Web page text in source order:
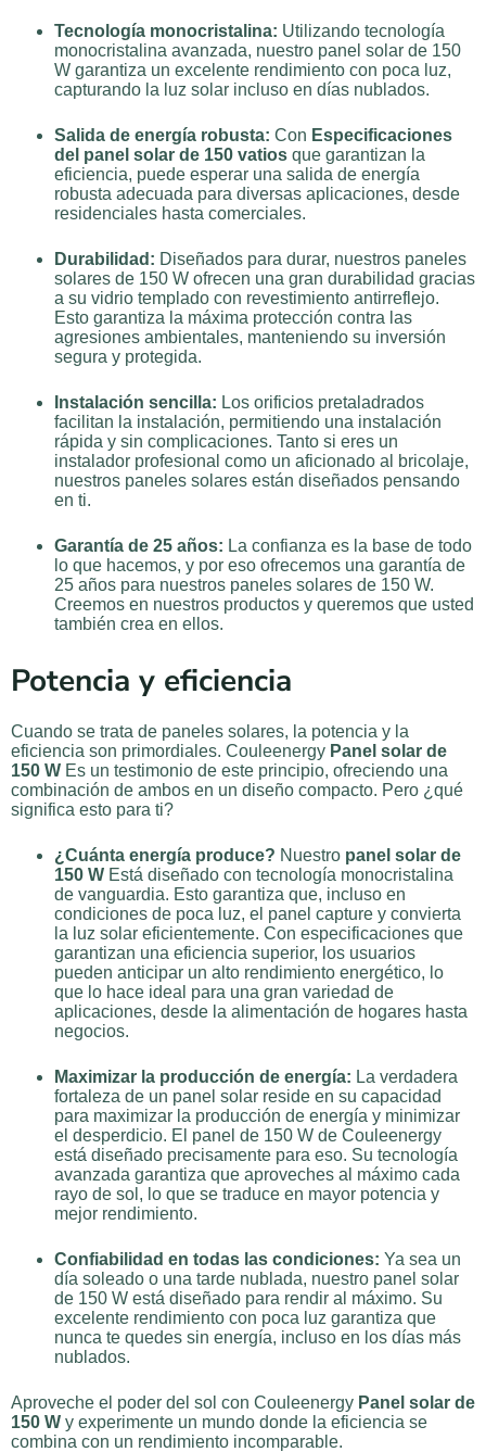
Tecnología monocristalina: Utilizando tecnología
monocristalina avanzada, nuestro panel solar de 150
W garantiza un excelente rendimiento con poca luz,
capturando la luz solar incluso en días nublados.
Salida de energía robusta: Con Especificaciones
del panel solar de 150 vatios que garantizan la
eficiencia, puede esperar una salida de energía
robusta adecuada para diversas aplicaciones, desde
residenciales hasta comerciales.
Durabilidad: Diseñados para durar, nuestros paneles
solares de 150 W ofrecen una gran durabilidad gracias
a su vidrio templado con revestimiento antirreflejo.
Esto garantiza la máxima protección contra las
agresiones ambientales, manteniendo su inversión
segura y protegida.
Instalación sencilla: Los orificios pretaladrados
facilitan la instalación, permitiendo una instalación
rápida y sin complicaciones. Tanto si eres un
instalador profesional como un aficionado al bricolaje,
nuestros paneles solares están diseñados pensando
en ti.
Garantía de 25 años: La confianza es la base de todo
lo que hacemos, y por eso ofrecemos una garantía de
25 años para nuestros paneles solares de 150 W.
Creemos en nuestros productos y queremos que usted
también crea en ellos.
Potencia y eficiencia
Cuando se trata de paneles solares, la potencia y la
eficiencia son primordiales. Couleenergy Panel solar de
150 W Es un testimonio de este principio, ofreciendo una
combinación de ambos en un diseño compacto. Pero ¿qué
significa esto para ti?
¿Cuánta energía produce? Nuestro panel solar de
150 W Está diseñado con tecnología monocristalina
de vanguardia. Esto garantiza que, incluso en
condiciones de poca luz, el panel capture y convierta
la luz solar eficientemente. Con especificaciones que
garantizan una eficiencia superior, los usuarios
pueden anticipar un alto rendimiento energético, lo
que lo hace ideal para una gran variedad de
aplicaciones, desde la alimentación de hogares hasta
negocios.
Maximizar la producción de energía: La verdadera
fortaleza de un panel solar reside en su capacidad
para maximizar la producción de energía y minimizar
el desperdicio. El panel de 150 W de Couleenergy
está diseñado precisamente para eso. Su tecnología
avanzada garantiza que aproveches al máximo cada
rayo de sol, lo que se traduce en mayor potencia y
mejor rendimiento.
Confiabilidad en todas las condiciones: Ya sea un
día soleado o una tarde nublada, nuestro panel solar
de 150 W está diseñado para rendir al máximo. Su
excelente rendimiento con poca luz garantiza que
nunca te quedes sin energía, incluso en los días más
nublados.
Aproveche el poder del sol con Couleenergy Panel solar de
150 W y experimente un mundo donde la eficiencia se
combina con un rendimiento incomparable.